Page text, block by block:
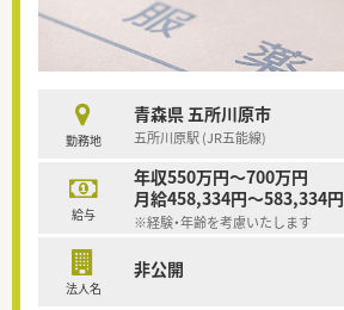
勤務地
青森県 五所川原市
五所川原駅 (JR五能線)
給与
年収550万円～700万円
月給458,334円～583,334円
※経験・年齢を考慮いたします
法人名
非公開